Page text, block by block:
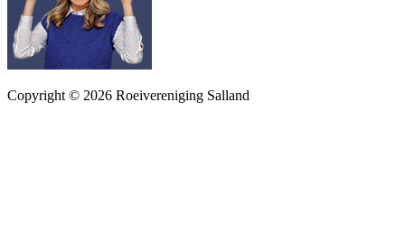
Copyright © 2026 Roeivereniging Salland